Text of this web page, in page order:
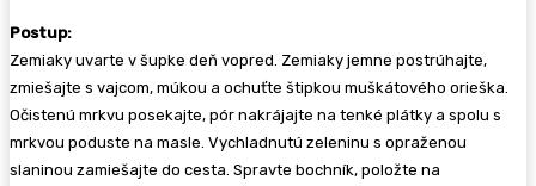
Postup:
Zemiaky uvarte v šupke deň vopred. Zemiaky jemne postrúhajte,
zmiešajte s vajcom, múkou a ochuťte štipkou muškátového orieška.
Očistenú mrkvu posekajte, pór nakrájajte na tenké plátky a spolu s
mrkvou poduste na masle. Vychladnutú zeleninu s opraženou
slaninou zamiešajte do cesta. Spravte bochník, položte na